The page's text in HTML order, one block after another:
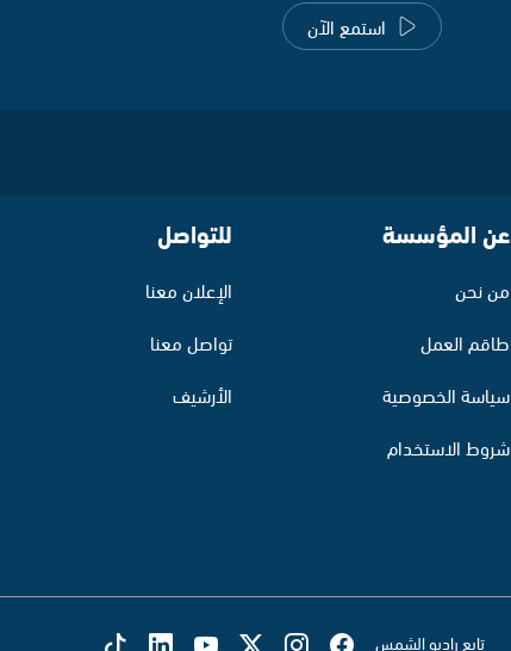
استمع الآن
عن المؤسسة
من نحن
طاقم العمل
سياسة الخصوصية
شروط الاستخدام
للتواصل
الإعلان معنا
تواصل معنا
الأرشيف
تابع راديو الشمس